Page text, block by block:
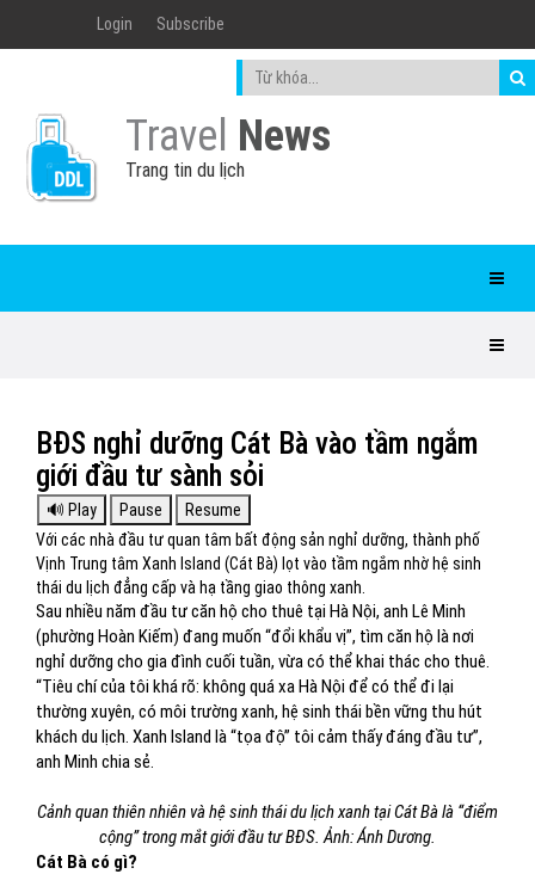
Login Subscribe
Travel News
Trang tin du lịch
BĐS nghỉ dưỡng Cát Bà vào tầm ngắm
giới đầu tư sành sỏi
Với các nhà đầu tư quan tâm bất động sản nghỉ dưỡng, thành phố
Vịnh Trung tâm Xanh Island (Cát Bà) lọt vào tầm ngắm nhờ hệ sinh
thái du lịch đẳng cấp và hạ tầng giao thông xanh.
Sau nhiều năm đầu tư căn hộ cho thuê tại Hà Nội, anh Lê Minh
(phường Hoàn Kiếm) đang muốn “đổi khẩu vị”, tìm căn hộ là nơi
nghỉ dưỡng cho gia đình cuối tuần, vừa có thể khai thác cho thuê.
“Tiêu chí của tôi khá rõ: không quá xa Hà Nội để có thể đi lại
thường xuyên, có môi trường xanh, hệ sinh thái bền vững thu hút
khách du lịch. Xanh Island là “tọa độ” tôi cảm thấy đáng đầu tư”,
anh Minh chia sẻ.
Cảnh quan thiên nhiên và hệ sinh thái du lịch xanh tại Cát Bà là “điểm
cộng” trong mắt giới đầu tư BĐS. Ảnh: Ánh Dương.
Cát Bà có gì?